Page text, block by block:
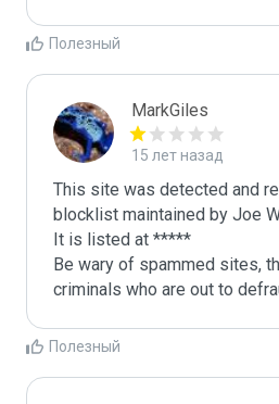
Полезный
MarkGiles
15 лет назад
This site was detected and
blocklist maintained by Joe
It is listed at *****
Be wary of spammed sites,
criminals who are out to
Полезный